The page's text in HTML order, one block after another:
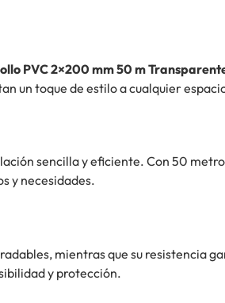
PVC 2×200 mm 50 m
un toque de estilo a cualquier
sencilla y eficiente. Con 50
y necesidades.
mientras que su resistencia
y protección.